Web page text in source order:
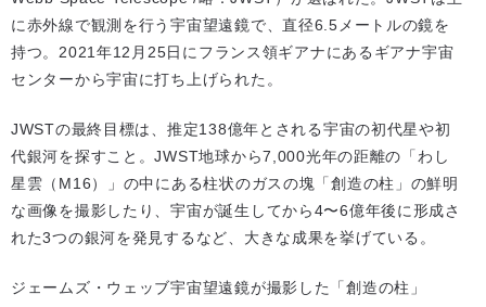
に赤外線で観測を行う宇宙望遠鏡で、直径6.5メートルの鏡を
持つ。2021年12月25日にフランス領ギアナにあるギアナ宇宙
センターから宇宙に打ち上げられた。
JWSTの最終目標は、推定138億年とされる宇宙の初代星や初
代銀河を探すこと。JWST地球から7,000光年の距離の「わし
星雲（M16）」の中にある柱状のガスの塊「創造の柱」の鮮明
な画像を撮影したり、宇宙が誕生してから4〜6億年後に形成さ
れた3つの銀河を発見するなど、大きな成果を挙げている。
ジェームズ・ウェッブ宇宙望遠鏡が撮影した「創造の柱」